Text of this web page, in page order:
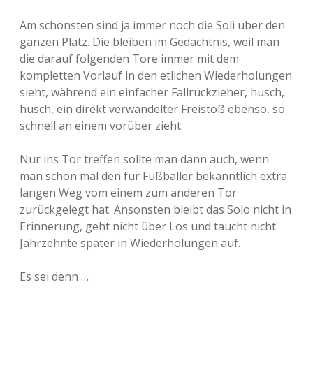
Am schönsten sind ja immer noch die Soli über den
ganzen Platz. Die bleiben im Gedächtnis, weil man
die darauf folgenden Tore immer mit dem
kompletten Vorlauf in den etlichen Wiederholungen
sieht, während ein einfacher Fallrückzieher, husch,
husch, ein direkt verwandelter Freistoß ebenso, so
schnell an einem vorüber zieht.
Nur ins Tor treffen sollte man dann auch, wenn
man schon mal den für Fußballer bekanntlich extra
langen Weg vom einem zum anderen Tor
zurückgelegt hat. Ansonsten bleibt das Solo nicht in
Erinnerung, geht nicht über Los und taucht nicht
Jahrzehnte später in Wiederholungen auf.
Es sei denn …